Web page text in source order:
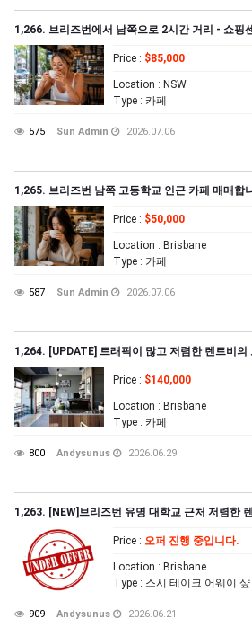
Price : $85,000
Location : NSW
Type : 카페
575 Sun Admin 2026.07.06
1,265. 브리즈번 남쪽 고등학교 인근 카페 매매합
Price : $50,000
Location : Brisbane
Type : 카페
587 Sun Admin 2026.07.06
1,264. [UPDATE] 트래픽이 많고 저렴한 렌트비
Price : $140,000
Location : Brisbane
Type : 카페
800 Andysunus 2026.06.29
1,263. [NEW]브리즈번 유명 대학교 근처 저렴한
Price : 오퍼 진행 중입니다.
Location : Brisbane
Type : 스시 테이크 어웨이 샾
909 Andysunus 2026.06.21